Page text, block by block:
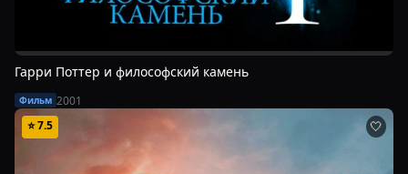
Гарри Поттер и философский камень
Фильм 2001
⭐7.5 🤍